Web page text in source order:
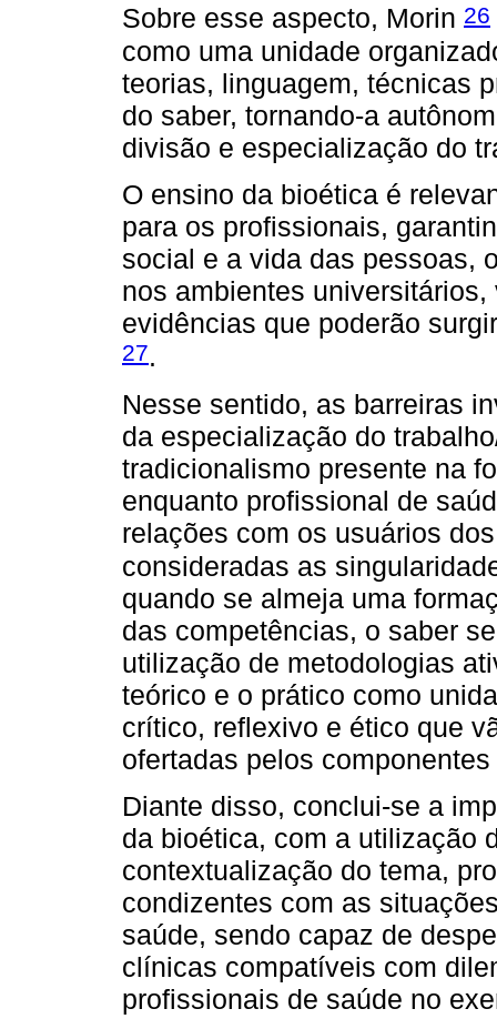
Sobre esse aspecto, Morin 26
como uma unidade
teorias, linguagem, técnicas
do saber, tornando-a
divisão e especialização do
O ensino da bioética é
para os profissionais,
social e a vida das pessoas,
nos ambientes
evidências que poderão
27.
Nesse sentido, as barreiras
da especialização do
tradicionalismo presente na
enquanto profissional de
relações com os usuários
consideradas as
quando se almeja uma
das competências, o saber
utilização de metodologias
teórico e o prático como
crítico, reflexivo e ético que
ofertadas pelos
Diante disso, conclui-se a
da bioética, com a utilização
contextualização do tema,
condizentes com as
saúde, sendo capaz de
clínicas compatíveis com
profissionais de saúde no